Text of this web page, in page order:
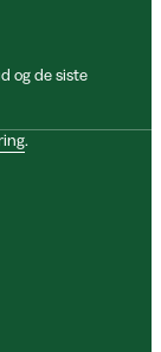
og de siste
.